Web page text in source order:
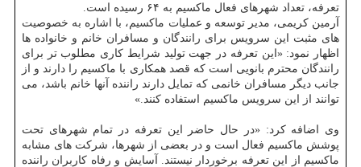
تعرفه، تعداد شهرهای فعال ماكسیم به ۶۴ رسیده است.
آرمین كریمی، مدیر توسعه و عملیات ماكسیم، با اشاره به خصوصیت
های مثبت این سرویس برای رانندگان و مسافران خانم و خانواده ها
اظهار نمود: «این تعرفه در جهت تولید شرایط كاری مطلوب تر برای
رانندگان محترم بانویی است كه قصد همكاری با ماكسیم را دارند و از
جانب دیگر مسافران خانمی كه تمایل دارند راننده آنها خانم باشد، می
توانند از این سرویس ماكسیم استفاده كنند.»
وی اضافه كرد: «در حال حاضر این تعرفه در تمام شهرهای تحت
پوشش ماكسیم فعال است و در بعضی از شهرها، شركت های مشابه
ماكسیم از این تعرفه برخوردار نیستند. آسایش و رفاه كاربران راننده